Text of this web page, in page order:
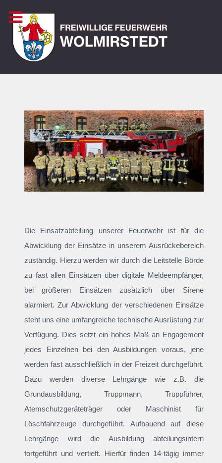
Die Einsatzabteilung unserer Feuerwehr ist für die
Abwicklung der Einsätze in unserem Ausrückebereich
zuständig. Hierzu werden wir durch die Leitstelle Börde
zu fast allen Einsätzen über digitale Meldeempfänger,
bei größeren Einsätzen zusätzlich über Sirene
alarmiert. Zur Abwicklung der verschiedenen Einsätze
steht uns eine umfangreiche technische Ausrüstung zur
Verfügung. Dies setzt ein hohes Maß an Engagement
jedes Einzelnen bei den Ausbildungen voraus, jene
werden fast ausschließlich in der Freizeit durchgeführt.
Dazu werden diverse Lehrgänge wie z.B. die
Grundausbildung, Truppmann, Truppführer,
Atemschutzgeräteträger oder Maschinist für
Löschfahrzeuge durchgeführt. Aufbauend auf diese
Lehrgänge wird die Ausbildung abteilungsintern
fortgeführt und vertieft. Hierfür finden 14-tägig immer